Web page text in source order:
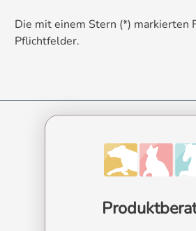
Die mit einem Stern (*) markierten
Pflichtfelder.